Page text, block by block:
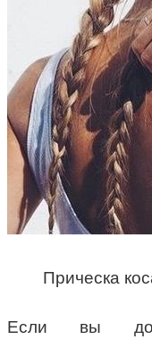
Прическа
Если вы